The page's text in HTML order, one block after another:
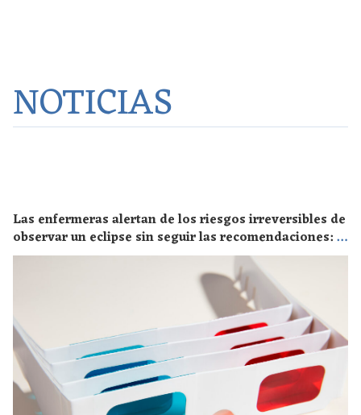
NOTICIAS
Las enfermeras alertan de los riesgos irreversibles de
observar un eclipse sin seguir las recomendaciones: la
retinopatía solar es el mayor de los peligros